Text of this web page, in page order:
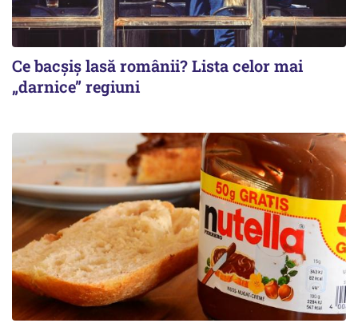
Ce bacșiș lasă românii? Lista celor mai
„darnice” regiuni